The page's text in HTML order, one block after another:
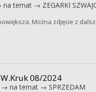
na temat → ZEGARKI
Można zdjęcie z
08/2024
→ na temat → SPRZEDAM